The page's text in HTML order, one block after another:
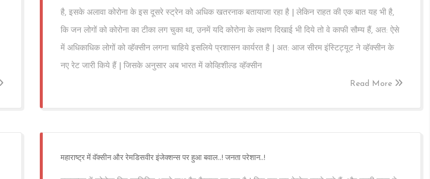
है, इसके अलावा कोरोना के इस दूसरे स्ट्रेन को अधिक खतरनाक बतायाजा रहा है | लेकिन राहत की एक बात यह भी है,
कि जन लोगों को कोरोना का टीका लग चुका था, उनमें यदि कोरोना के लक्षण दिखाई भी दिये तो वे काफी सौम्य हैं, अत: ऐसे
में अधिकाधिक लोगों को व्हॅक्सीन लगना चाहिये इसलिये प्रशासन कार्यरत है | अत: आज सीरम इंस्टिट्यूट ने व्हॅक्सीन के
नए रेट जारी किये हैं | जिसके अनुसार अब भारत में कोव्हिशील्ड व्हॅक्सीन
Read More
महाराष्ट्र में वॅक्सीन और रेमडिसवीर इंजेक्शन्स पर हुआ बवाल..! जनता परेशान..!